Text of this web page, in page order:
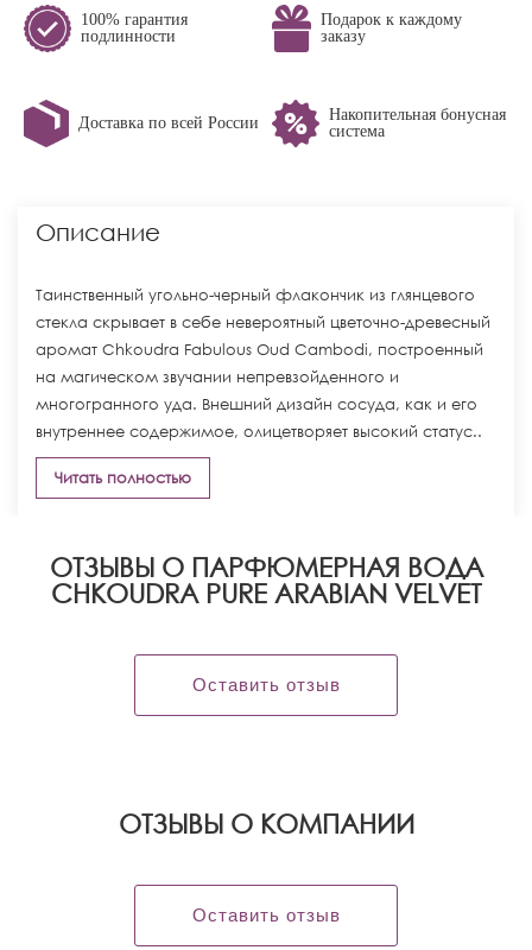
100% гарантия
подлинности
Подарок к каждому
заказу
Доставка по всей России
Накопительная бонусная
система
Описание
Таинственный угольно-черный флакончик из глянцевого
стекла скрывает в себе невероятный цветочно-древесный
аромат Chkoudra Fabulous Oud Cambodi, построенный
на магическом звучании непревзойденного и
многогранного уда. Внешний дизайн сосуда, как и его
внутреннее содержимое, олицетворяет высокий статус..
Читать полностью
ОТЗЫВЫ О ПАРФЮМЕРНАЯ ВОДА
CHKOUDRA PURE ARABIAN VELVET
Оставить отзыв
OТЗЫВЫ О КОМПАНИИ
Оставить отзыв